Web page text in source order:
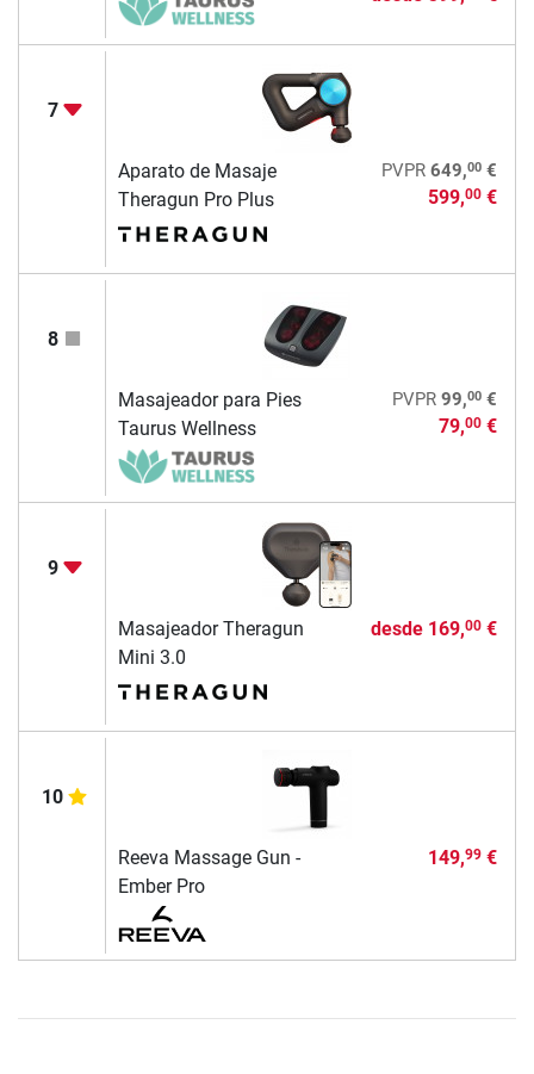
7
Aparato de Masaje
Theragun Pro Plus
PVPR 649,00€
599,00€
8
Masajeador para Pies
Taurus Wellness
PVPR 99,00€
79,00€
9
Masajeador Theragun
Mini 3.0
desde 169,00€
10
Reeva Massage Gun -
Ember Pro
149,99€